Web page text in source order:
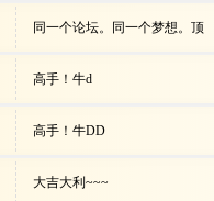
同一个论坛。同一个梦想。顶
高手！牛d
高手！牛DD
大吉大利~~~